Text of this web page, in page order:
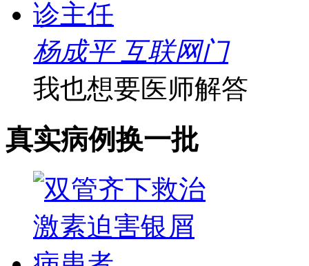
杨成平 互联网门
我也想要医师解答
真实病例换一批